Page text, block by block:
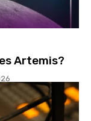
Artemis?